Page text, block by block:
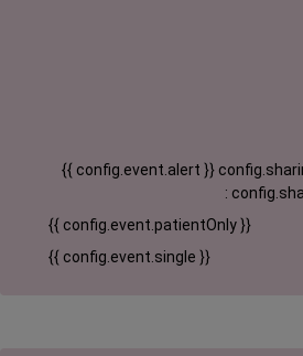
{{ config.event.alert }}
:
{{ config.event.patientOnly }}
{{ config.event.single }}